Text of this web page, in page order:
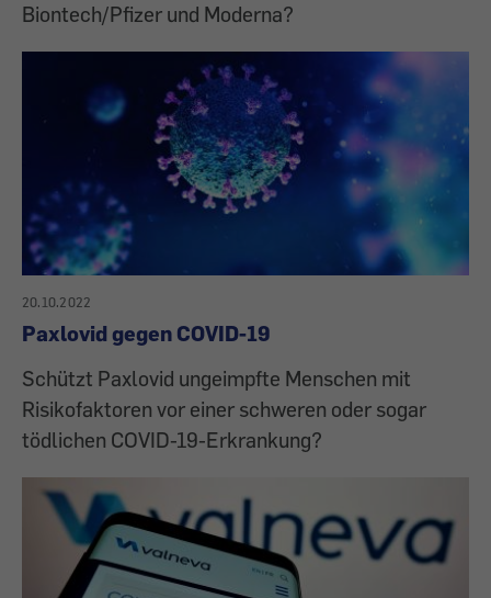
Biontech/Pfizer und Moderna?
20.10.2022
Paxlovid gegen COVID-19
Schützt Paxlovid ungeimpfte Menschen mit
Risikofaktoren vor einer schweren oder sogar
tödlichen COVID-19-Erkrankung?